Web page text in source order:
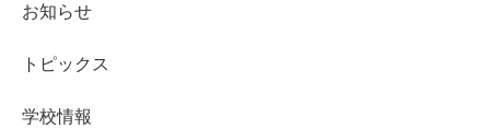
お知らせ
トピックス
学校情報